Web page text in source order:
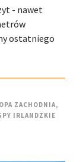
- nawet
ostatniego
ZACHODNIA,
IRLANDZKIE